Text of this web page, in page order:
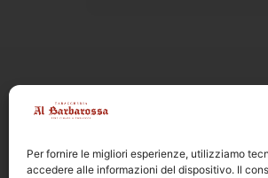
Per fornire le migliori esperienze, utilizziamo
accedere alle informazioni del dispositivo. Il